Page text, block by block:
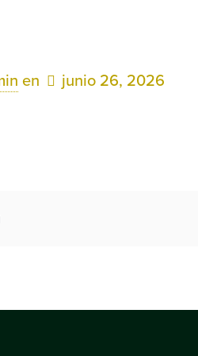
en junio 26, 2026